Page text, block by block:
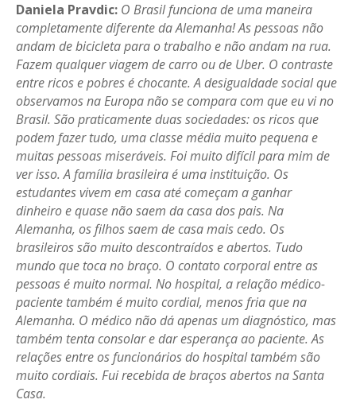
Daniela Pravdic: O Brasil funciona de uma maneira
completamente diferente da Alemanha! As pessoas não
andam de bicicleta para o trabalho e não andam na rua.
Fazem qualquer viagem de carro ou de Uber. O contraste
entre ricos e pobres é chocante. A desigualdade social que
observamos na Europa não se compara com que eu vi no
Brasil. São praticamente duas sociedades: os ricos que
podem fazer tudo, uma classe média muito pequena e
muitas pessoas miseráveis. Foi muito difícil para mim de
ver isso. A família brasileira é uma instituição. Os
estudantes vivem em casa até começam a ganhar
dinheiro e quase não saem da casa dos pais. Na
Alemanha, os filhos saem de casa mais cedo. Os
brasileiros são muito descontraídos e abertos. Tudo
mundo que toca no braço. O contato corporal entre as
pessoas é muito normal. No hospital, a relação médico-
paciente também é muito cordial, menos fria que na
Alemanha. O médico não dá apenas um diagnóstico, mas
também tenta consolar e dar esperança ao paciente. As
relações entre os funcionários do hospital também são
muito cordiais. Fui recebida de braços abertos na Santa
Casa.